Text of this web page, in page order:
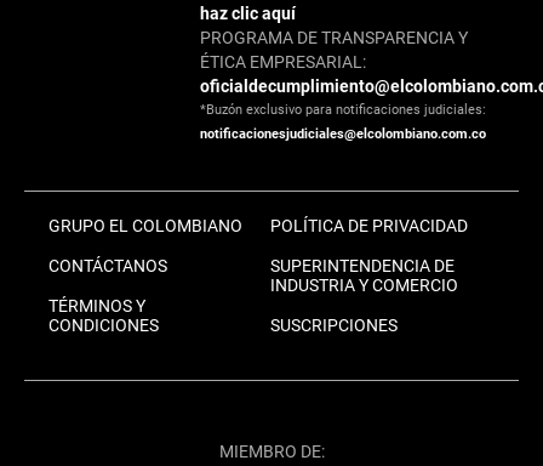
haz clic aquí
PROGRAMA DE TRANSPARENCIA Y
ÉTICA EMPRESARIAL:
*Buzón exclusivo para notificaciones judiciales:
notificacionesjudiciales@elcolombiano.com.co
GRUPO EL COLOMBIANO
CONTÁCTANOS
TÉRMINOS Y
CONDICIONES
POLÍTICA DE PRIVACIDAD
SUPERINTENDENCIA DE
INDUSTRIA Y COMERCIO
SUSCRIPCIONES
MIEMBRO DE: